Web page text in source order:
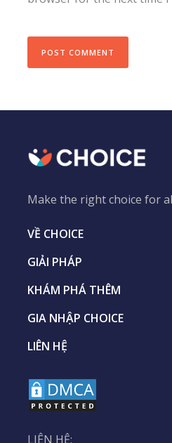
Make the right choice for
VỀ CHOICE
GIẢI PHÁP
KHÁM PHÁ THÊM
GIA NHẬP CHOICE
LIÊN HỆ
LIÊN HỆ: